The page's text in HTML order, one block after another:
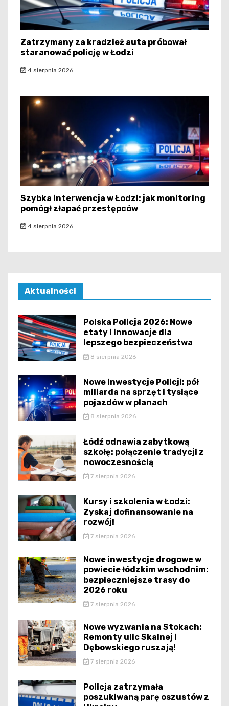
Zatrzymany za kradzież auta próbował
staranować policję w Łodzi
4 sierpnia 2026
Szybka interwencja w Łodzi: jak monitoring
pomógł złapać przestępców
4 sierpnia 2026
Aktualności
Polska Policja 2026: Nowe
etaty i innowacje dla
lepszego bezpieczeństwa
8 sierpnia 2026
Nowe inwestycje Policji: pół
miliarda na sprzęt i tysiące
pojazdów w planach
8 sierpnia 2026
Łódź odnawia zabytkową
szkołę: połączenie tradycji z
nowoczesnością
7 sierpnia 2026
Kursy i szkolenia w Łodzi:
Zyskaj dofinansowanie na
rozwój!
7 sierpnia 2026
Nowe inwestycje drogowe w
powiecie łódzkim wschodnim:
bezpieczniejsze trasy do
2026 roku
7 sierpnia 2026
Nowe wyzwania na Stokach:
Remonty ulic Skalnej i
Dębowskiego ruszają!
7 sierpnia 2026
Policja zatrzymała
poszukiwaną parę oszustów z